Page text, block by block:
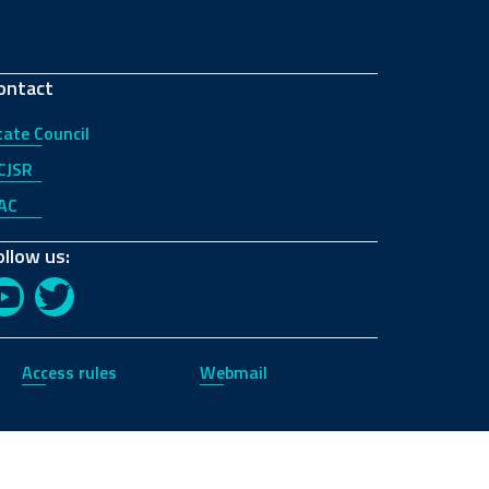
Council
us:
YouTubeTwitter
Access rules Webmail